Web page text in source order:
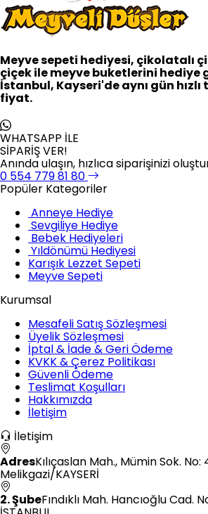
Meyve sepeti hediyesi, çikolatalı
çiçek ile meyve buketlerini hediye
İstanbul, Kayseri'de aynı gün
fiyat.
WHATSAPP İLE
SİPARİŞ VER!
Anında ulaşın, hızlıca siparişinizi
0 554 779 81 80
Popüler Kategoriler
Anneye Hediye
Sevgiliye Hediye
Bebek Hediyeleri
Yıldönümü Hediyesi
Karışık Lezzet Sepeti
Meyve Sepeti
Kurumsal
Mesafeli Satış Sözleşmesi
Üyelik Sözleşmesi
İptal & İade & Geri Ödeme
KVKK & Çerez Politikası
Güvenli Ödeme
Teslimat Koşulları
Hakkımızda
İletişim
İletişim
AdresKılıçaslan Mah., Mümin Sok. No:
Melikgazi/KAYSERİ
2. ŞubeFındıklı Mah. Hancıoğlu Cad.